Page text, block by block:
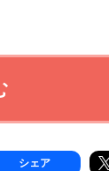
シェア